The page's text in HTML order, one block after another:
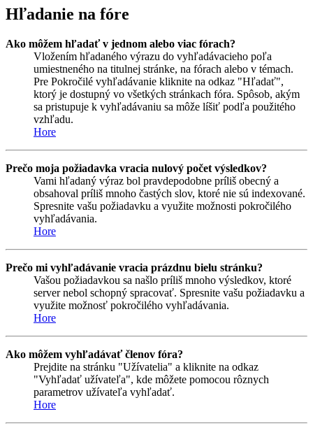
Hľadanie na fóre
Ako môžem hľadať v jednom alebo viac fórach?
Vložením hľadaného výrazu do vyhľadávacieho poľa
umiestneného na titulnej stránke, na fórach alebo v témach.
Pre Pokročilé vyhľadávanie kliknite na odkaz "Hľadať",
ktorý je dostupný vo všetkých stránkach fóra. Spôsob, akým
sa pristupuje k vyhľadávaniu sa môže líšiť podľa použitého
vzhľadu.
Hore
Prečo moja požiadavka vracia nulový počet výsledkov?
Vami hľadaný výraz bol pravdepodobne príliš obecný a
obsahoval príliš mnoho častých slov, ktoré nie sú indexované.
Spresnite vašu požiadavku a využite možnosti pokročilého
vyhľadávania.
Hore
Prečo mi vyhľadávanie vracia prázdnu bielu stránku?
Vašou požiadavkou sa našlo príliš mnoho výsledkov, ktoré
server nebol schopný spracovať. Spresnite vašu požiadavku a
využite možnosť pokročilého vyhľadávania.
Hore
Ako môžem vyhľadávať členov fóra?
Prejdite na stránku "Užívatelia" a kliknite na odkaz
"Vyhľadať užívateľa", kde môžete pomocou rôznych
parametrov užívateľa vyhľadať.
Hore